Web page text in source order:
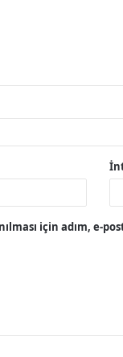
için adım, e-